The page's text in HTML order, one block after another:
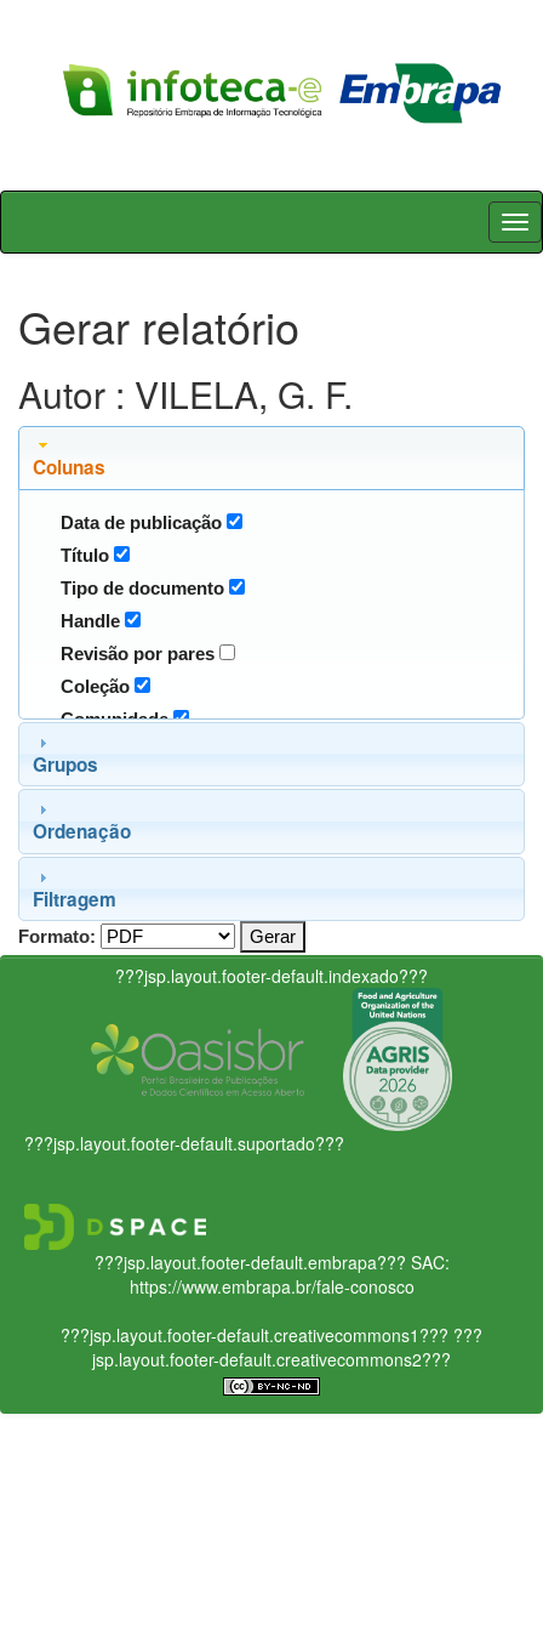
Skip
Gerar relatório
Autor : VILELA, G. F.
Colunas
Data de publicação
Título
Tipo de documento
Handle
Revisão por pares
Coleção
Comunidade
Grupos
Ordenação
Filtragem
Formato:
???jsp.layout.footer-default.indexado???
???jsp.layout.footer-default.suportado???
???jsp.layout.footer-default.embrapa??? SAC:
https://www.embrapa.br/fale-conosco
???jsp.layout.footer-default.creativecommons1??? ???
jsp.layout.footer-default.creativecommons2???